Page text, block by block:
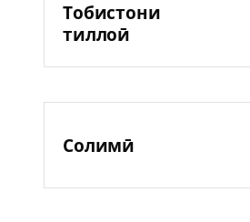
Тобистони
тиллоӣ
Солимӣ